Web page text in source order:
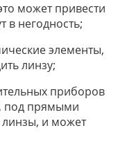
может привести
в негодность;
элементы,
линзу;
приборов
под прямыми
линзы, и может